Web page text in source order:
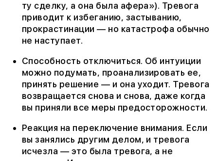
ту сделку, а она была афера»). Тревога
приводит к избеганию, застыванию,
прокрастинации — но катастрофа обычно
не наступает.
Способность отключиться. Об интуиции
можно подумать, проанализировать ее,
принять решение — и она уходит. Тревога
возвращается снова и снова, даже когда
вы приняли все меры предосторожности.
Реакция на переключение внимания. Если
вы занялись другим делом, и тревога
исчезла — это была тревога, а не